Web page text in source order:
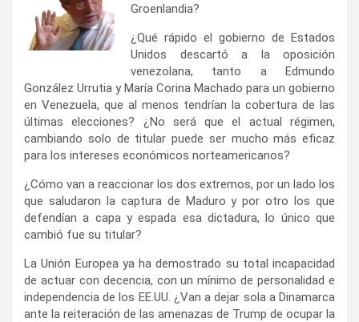
Groenlandia?
¿Qué rápido el gobierno de Estados
Unidos descartó a la oposición
venezolana, tanto a Edmundo
González Urrutia y María Corina Machado para un gobierno
en Venezuela, que al menos tendrían la cobertura de las
últimas elecciones? ¿No será que el actual régimen,
cambiando solo de titular puede ser mucho más eficaz
para los intereses económicos norteamericanos?
¿Cómo van a reaccionar los dos extremos, por un lado los
que saludaron la captura de Maduro y por otro los que
defendían a capa y espada esa dictadura, lo único que
cambió fue su titular?
La Unión Europea ya ha demostrado su total incapacidad
de actuar con decencia, con un mínimo de personalidad e
independencia de los EE.UU. ¿Van a dejar sola a Dinamarca
ante la reiteración de las amenazas de Trump de ocupar la